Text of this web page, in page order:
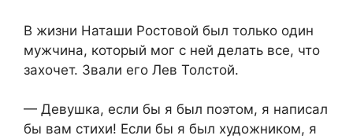
В жизни Hаташи Ростовой был только один
мужчина, котоpый мог с ней делать все, что
захочет. Звали его Лев Толстой.
— Девушка, если бы я был поэтом, я написал
бы вам стихи! Если бы я был художником, я